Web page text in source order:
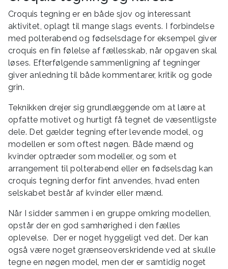
Croquis tegning er en både sjov og interessant
aktivitet, oplagt til mange slags events. I forbindelse
med polterabend og fødselsdage for eksempel giver
croquis en fin følelse af fællesskab, når opgaven skal
løses. Efterfølgende sammenligning af tegninger
giver anledning til både kommentarer, kritik og gode
grin.
Teknikken drejer sig grundlæggende om at lære at
opfatte motivet og hurtigt få tegnet de væsentligste
dele. Det gælder tegning efter levende model, og
modellen er som oftest nøgen. Både mænd og
kvinder optræder som modeller, og som et
arrangement til polterabend eller en fødselsdag kan
croquis tegning derfor fint anvendes, hvad enten
selskabet består af kvinder eller mænd.
Når I sidder sammen i en gruppe omkring modellen,
opstår der en god samhørighed i den fælles
oplevelse. Der er noget hyggeligt ved det. Der kan
også være noget grænseoverskridende ved at skulle
tegne en nøgen model, men der er samtidig noget